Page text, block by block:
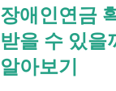
장애인연금
받을 수 있을
알아보기